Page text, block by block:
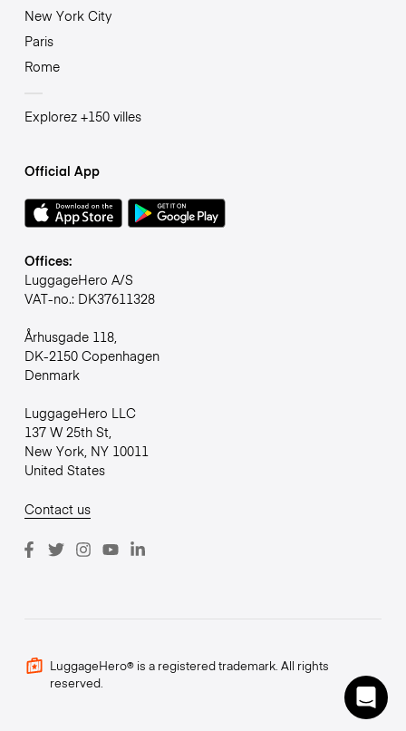
New York City
Paris
Rome
Explorez +150 villes
Official App
Offices:
LuggageHero A/S
VAT-no.: DK37611328
Århusgade 118,
DK-2150 Copenhagen
Denmark
LuggageHero LLC
137 W 25th St,
New York, NY 10011
United States
Contact us
LuggageHero® is a registered trademark. All rights
reserved.